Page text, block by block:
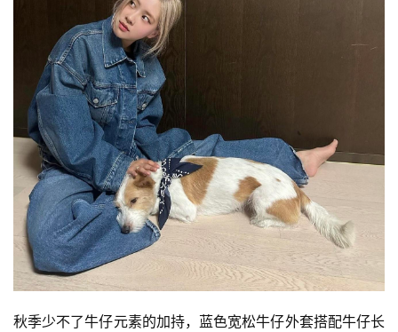
秋季少不了牛仔元素的加持，蓝色宽松牛仔外套搭配牛仔长